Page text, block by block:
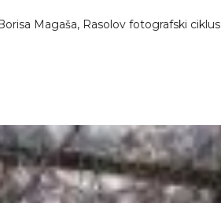
Magaša, Rasolov fotografski ciklus